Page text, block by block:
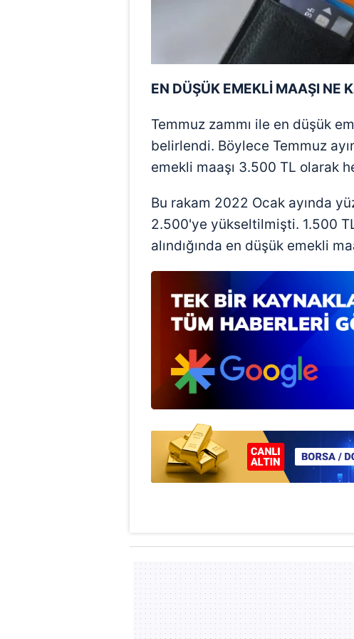
mevzuata uygun olarak kullanılan
EN DÜŞÜK EMEKLİ MAAŞI NE
Temmuz zammı ile en düşük
belirlendi. Böylece Temmuz
emekli maaşı 3.500 TL olarak
Bu rakam 2022 Ocak ayında
2.500'ye yükseltilmişti. 1.500
alındığında en düşük emekli